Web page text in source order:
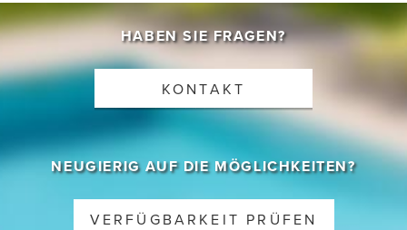
HABEN SIE FRAGEN?
KONTAKT
NEUGIERIG AUF DIE MÖGLICHKEITEN?
VERFÜGBARKEIT PRÜFEN